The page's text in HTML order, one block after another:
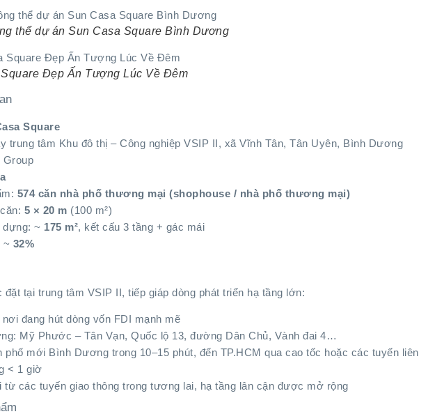
thể dự án Sun Casa Square Bình Dương
Đẹp Ấn Tượng Lúc Về Đêm
Square
trung tâm Khu đô thị – Công nghiệp VSIP II, xã Vĩnh Tân, Tân Uyên, Bình Dương
Group
574 căn nhà phố thương mại (shophouse / nhà phố thương mại)
5 × 20 m (100 m²)
~ 175 m², kết cấu 3 tầng + gác mái
~ 32%
tại trung tâm VSIP II, tiếp giáp dòng phát triển hạ tầng lớn:
đang hút dòng vốn FDI mạnh mẽ
Mỹ Phước – Tân Vạn, Quốc lộ 13, đường Dân Chủ, Vành đai 4…
phố mới Bình Dương trong 10–15 phút, đến TP.HCM qua cao tốc hoặc các tuyến liên
< 1 giờ
từ các tuyến giao thông trong tương lai, hạ tầng lân cận được mở rộng